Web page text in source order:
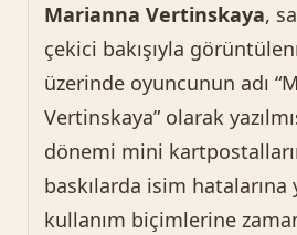
Marianna Vertinskaya,
çekici bakışıyla
üzerinde oyuncunun adı
Vertinskaya” olarak
dönemi mini
baskılarda isim hatalarına
kullanım biçimlerine